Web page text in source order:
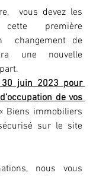
vous devez les
première
changement de
une nouvelle
30 juin 2023 pour
de vos
Biens immobiliers
nous vous